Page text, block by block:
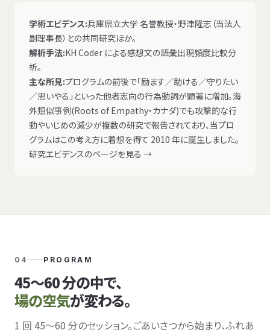
学術エビデンス:兵庫県立大学 名誉教授・野津隆志（当法人
副理事長）との共同研究ほか。
解析手法:KH Coder による感想文の語彙出現頻度比較分
析。
主な所見:プログラムの前後で「励ます／助ける／守りたい
／思いやる」といった他者志向の行為動詞が顕著に増加。海
外類似事例(Roots of Empathy・カナダ)でも攻撃的な行
動やいじめの減少が複数の研究で報告されており、当プロ
グラムはこの考え方に着想を得て 2010 年に誕生しました。
研究エビデンスのページを見る →
04 PROGRAM
45〜60 分の中で、
場の空気が変わる。
1 回 45〜60 分のセッション。ごあいさつから始まり、ふれあ